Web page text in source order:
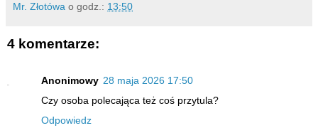
Mr. Złotówa o godz.: 13:50
4 komentarze:
Anonimowy 28 maja 2026 17:50
Czy osoba polecająca też coś przytula?
Odpowiedz